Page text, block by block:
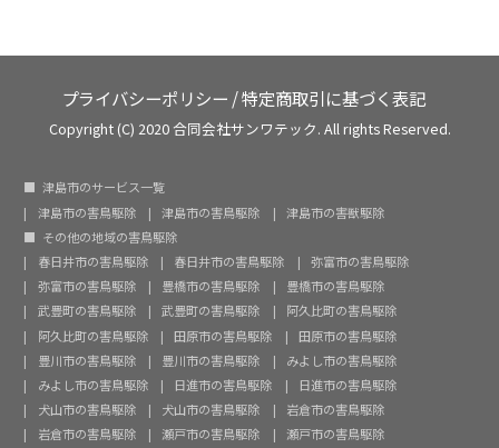
プライバシーポリシー /特定商取引に基づく表記
Copyright (C) 2020 合同会社サンワテック. All rights Reserved.
津島市のサービス一覧
津島市の害鳥駆除
津島市の害鳥駆除
津島市の害獣駆除
その他の地域の害鳥駆除
春日井市の害鳥駆除
春日井市の害鳥駆除
弥富市の害鳥駆除
弥富市の害鳥駆除
豊橋市の害鳥駆除
豊橋市の害鳥駆除
武豊町の害鳥駆除
武豊町の害鳥駆除
阿久比町の害鳥駆除
阿久比町の害鳥駆除
田原市の害鳥駆除
田原市の害鳥駆除
豊川市の害鳥駆除
豊川市の害鳥駆除
みよし市の害鳥駆除
みよし市の害鳥駆除
日進市の害鳥駆除
日進市の害鳥駆除
犬山市の害鳥駆除
犬山市の害鳥駆除
岩倉市の害鳥駆除
岩倉市の害鳥駆除
瀬戸市の害鳥駆除
瀬戸市の害鳥駆除